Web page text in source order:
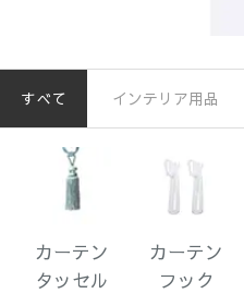
すべて インテリア用品
カーテン
タッセル
カーテン
フック